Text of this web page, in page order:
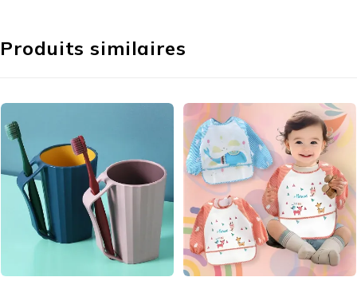
Produits similaires